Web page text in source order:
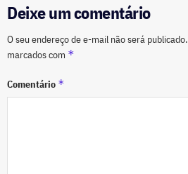
Deixe um comentário
O seu endereço de e-mail não será publicado.
marcados com *
Comentário *